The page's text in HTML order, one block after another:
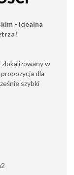
- idealna
w
dla
szybki